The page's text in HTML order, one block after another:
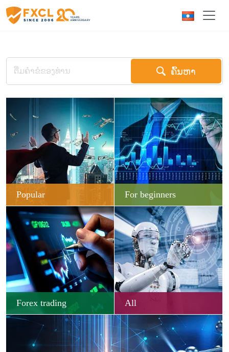
ຄົ້ນຫາ
Popular For beginners
Forex trading All